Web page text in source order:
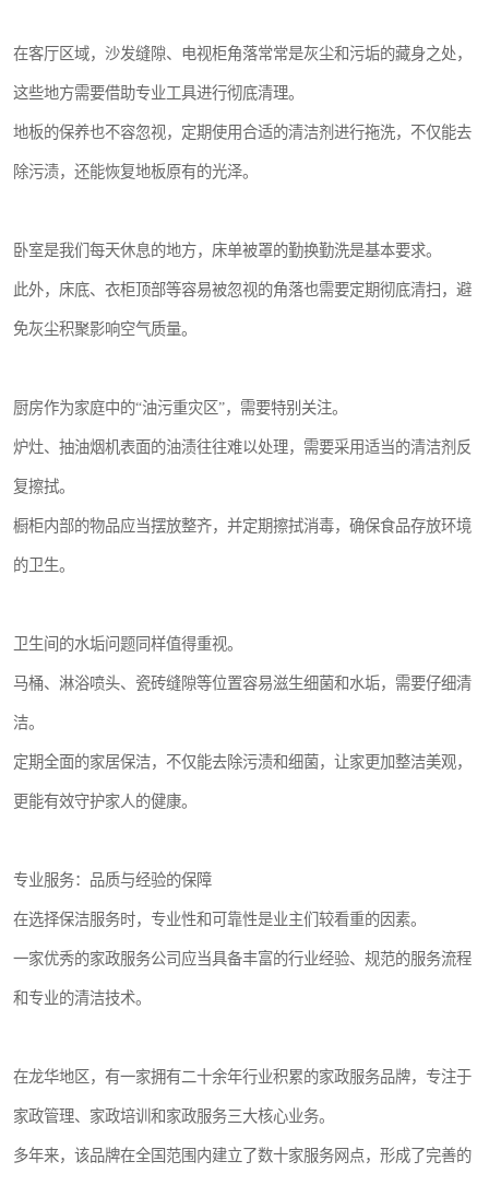
在客厅区域，沙发缝隙、电视柜角落常常是灰尘和污垢的藏身之处，
这些地方需要借助专业工具进行彻底清理。
地板的保养也不容忽视，定期使用合适的清洁剂进行拖洗，不仅能去
除污渍，还能恢复地板原有的光泽。
卧室是我们每天休息的地方，床单被罩的勤换勤洗是基本要求。
此外，床底、衣柜顶部等容易被忽视的角落也需要定期彻底清扫，避
免灰尘积聚影响空气质量。
厨房作为家庭中的“油污重灾区”，需要特别关注。
炉灶、抽油烟机表面的油渍往往难以处理，需要采用适当的清洁剂反
复擦拭。
橱柜内部的物品应当摆放整齐，并定期擦拭消毒，确保食品存放环境
的卫生。
卫生间的水垢问题同样值得重视。
马桶、淋浴喷头、瓷砖缝隙等位置容易滋生细菌和水垢，需要仔细清
洁。
定期全面的家居保洁，不仅能去除污渍和细菌，让家更加整洁美观，
更能有效守护家人的健康。
专业服务：品质与经验的保障
在选择保洁服务时，专业性和可靠性是业主们较看重的因素。
一家优秀的家政服务公司应当具备丰富的行业经验、规范的服务流程
和专业的清洁技术。
在龙华地区，有一家拥有二十余年行业积累的家政服务品牌，专注于
家政管理、家政培训和家政服务三大核心业务。
多年来，该品牌在全国范围内建立了数十家服务网点，形成了完善的